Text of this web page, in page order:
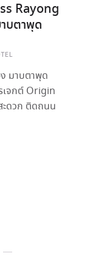
Rayong
บตาพุด
มาบตาพุด
เจกต์ Origin
ะดวก ติดถนน